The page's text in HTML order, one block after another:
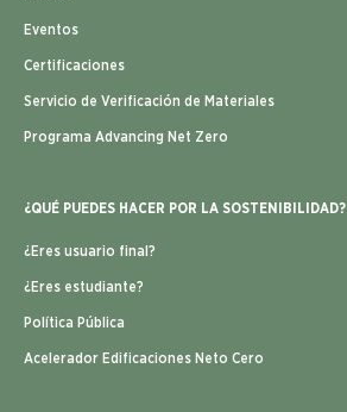
Eventos
Certificaciones
Servicio de Verificación de Materiales
Programa Advancing Net Zero
¿QUÉ PUEDES HACER POR LA SOSTENIBILIDAD?
¿Eres usuario final?
¿Eres estudiante?
Política Pública
Acelerador Edificaciones Neto Cero